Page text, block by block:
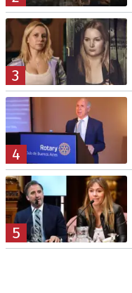
3
4
5